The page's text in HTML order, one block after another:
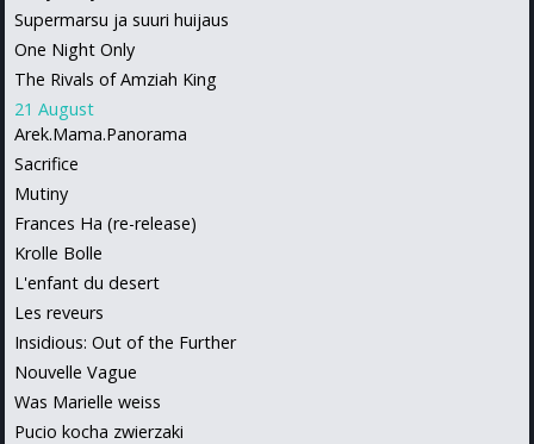
Supermarsu ja suuri huijaus
One Night Only
The Rivals of Amziah King
21 August
Arek.Mama.Panorama
Sacrifice
Mutiny
Frances Ha (re-release)
Krolle Bolle
L'enfant du desert
Les reveurs
Insidious: Out of the Further
Nouvelle Vague
Was Marielle weiss
Pucio kocha zwierzaki